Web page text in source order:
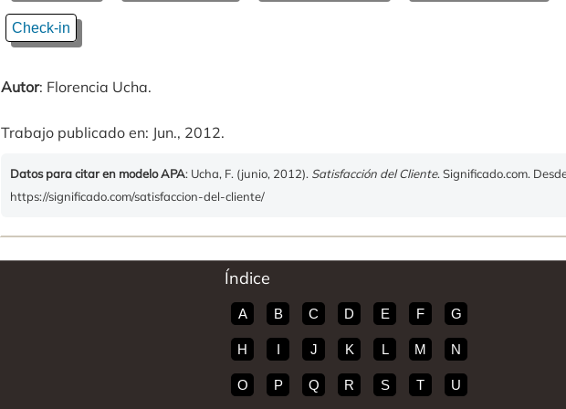
Check-in
Autor: Florencia Ucha.
Trabajo publicado en: Jun., 2012.
Datos para citar en modelo APA: Ucha, F. (junio, 2012). Satisfacción del Cliente. Significado.com.
https://significado.com/satisfaccion-del-cliente/
Índice
A B C D E F G
H I J K L M N
O P Q R S T U